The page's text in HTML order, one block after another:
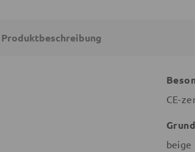
Produktbeschreibung
CE-
beige